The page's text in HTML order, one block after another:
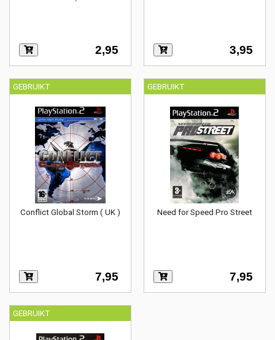
2,95 3,95
GEBRUIKT
Conflict Global Storm ( UK )
7,95
GEBRUIKT
Need for Speed Pro Street
7,95
GEBRUIKT